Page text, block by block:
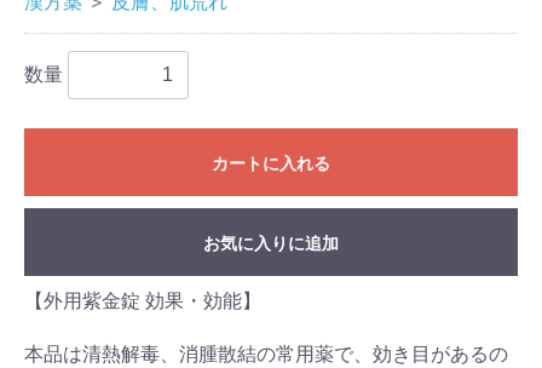
数量
カートに入れる
お気に入りに追加
【外用紫金錠 効果・効能】
本品は清熱解毒、消腫散結の常用薬で、効き目があるの